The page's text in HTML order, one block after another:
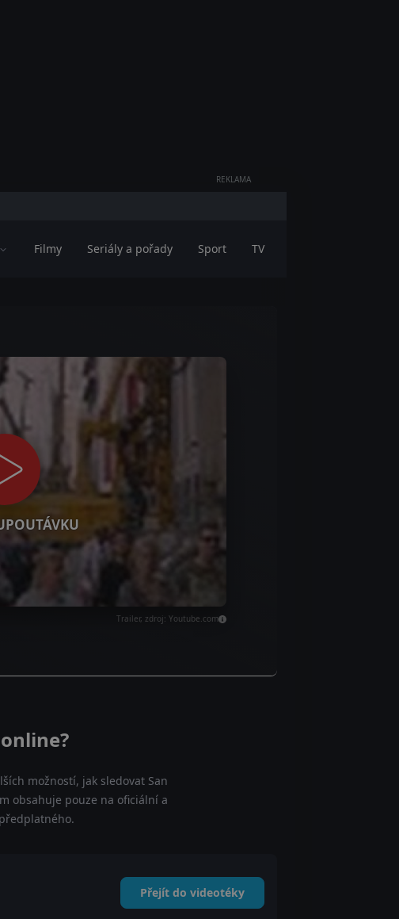
REKLAMA
Filmy Seriály a pořady Sport TV
Trailer, zdroj: Youtube.com
možností, jak sledovat San
obsahuje pouze na oficiální a
Přejít do videotéky